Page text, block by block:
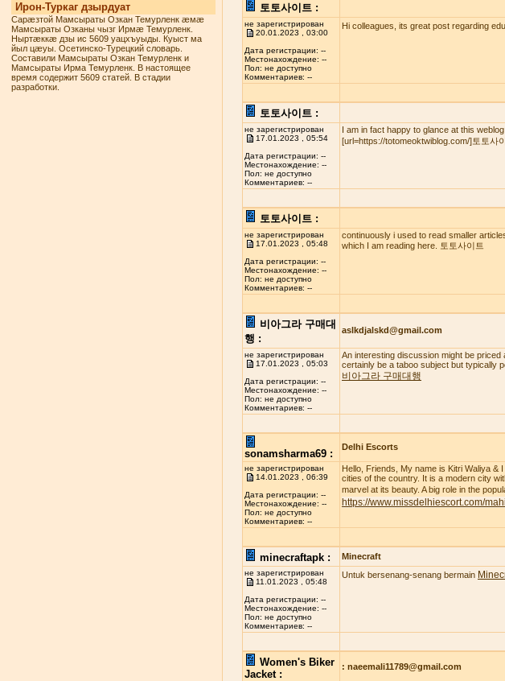
Ирон-Туркаг дзырдуат
Сарæзтой Мамсыраты Озкан Темурленк æмæ
Мамсыраты Озканы чызг Ирмæ Темурленк.
Ныртæккæ дзы ис 5609 уацхъуыды. Куыст ма
йыл цæуы. Осетинско-Турецкий словарь.
Составили Мамсыраты Озкан Темурленк и
Мамсыраты Ирма Темурленк. В настоящее
время содержит 5609 статей. В стадии
разработки.
토토사이트 :
не зарегистрирован
20.01.2023 , 03:00
Дата регистрации: --
Местонахождение: --
Пол: не доступно
Комментариев: --
Hi colleagues, its great post regarding
토토사이트 :
не зарегистрирован
17.01.2023 , 05:54
Дата регистрации: --
Местонахождение: --
Пол: не доступно
Комментариев: --
I am in fact һaрpy to glаnce at this
[url=https://totomeoktwiblog.com/]토토사
토토사이트 :
не зарегистрирован
17.01.2023 , 05:48
Дата регистрации: --
Местонахождение: --
Пол: не доступно
Комментариев: --
continuously i used to read smaller
which I am reading here. 토토사이트
비아그라 구매대
행 :
aslkdjalskd@gmail.com
не зарегистрирован
17.01.2023 , 05:03
Дата регистрации: --
Местонахождение: --
Пол: не доступно
Комментариев: --
An interesting discussion might be priced
certainly be a taboo subject but typically
비아그라 구매대행
sonamsharma69 :
Delhi Escorts
не зарегистрирован
14.01.2023 , 06:39
Дата регистрации: --
Местонахождение: --
Пол: не доступно
Комментариев: --
Hello, Friends, My name is Kitri Waliya &
cities of the country. It is a modern city
marvel at its beauty. A big role in the
https://www.missdelhiescort.com/
minecraftapk : Minecraft
не зарегистрирован
11.01.2023 , 05:48
Дата регистрации: --
Местонахождение: --
Пол: не доступно
Комментариев: --
Untuk bersenang-senang bermain
Women's Biker
Jacket :
: naeemali11789@gmail.com